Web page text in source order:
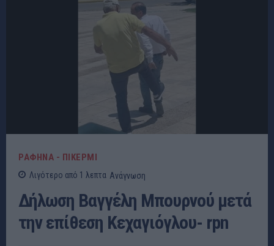
ΡΑΦΗΝΑ - ΠΙΚΕΡΜΙ
Λιγότερο από 1 λεπτα Ανάγνωση
Δήλωση Βαγγέλη Μπουρνού μετά
την επίθεση Κεχαγιόγλου- rpn